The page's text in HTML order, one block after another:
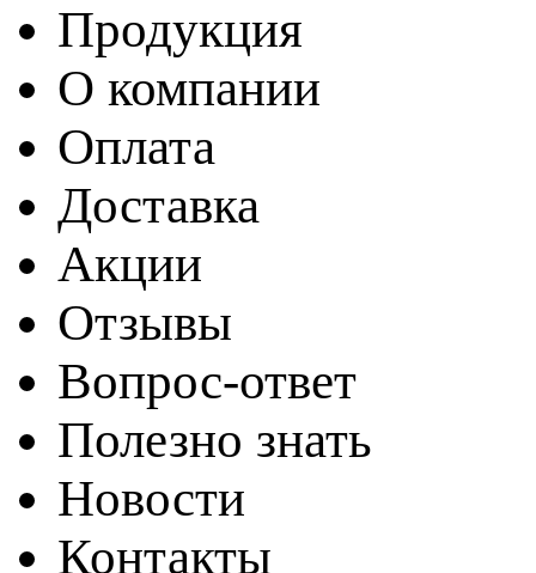
Продукция
О компании
Оплата
Доставка
Акции
Отзывы
Вопрос-ответ
Полезно знать
Новости
Контакты